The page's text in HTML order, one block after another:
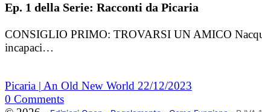
Ep. 1 della Serie: Racconti da Picaria
CONSIGLIO PRIMO: TROVARSI UN AMICO
incapaci…
Picaria | An Old New World 22/12/2023
0 Comments